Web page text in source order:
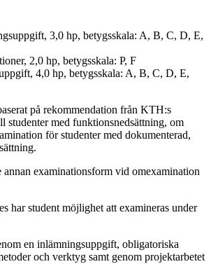
3,0 hp, betygsskala: A, B, C, D, E,
2,0 hp, betygsskala: P, F
4,0 hp, betygsskala: A, B, C, D, E,
på rekommendation från KTH:s
studenter med funktionsnedsättning, om
för studenter med dokumenterad,
annan examinationsform vid omexamination
har student möjlighet att examineras under
en inlämningsuppgift, obligatoriska
och verktyg samt genom projektarbetet